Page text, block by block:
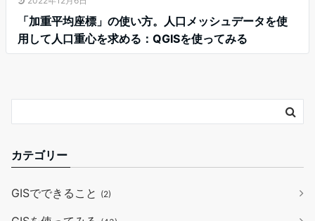
「加重平均座標」の使い方。人口メッシュデータを使
用して人口重心を求める：QGISを使ってみる
カテゴリー
GISでできること (2)